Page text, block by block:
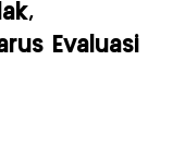
Evaluasi